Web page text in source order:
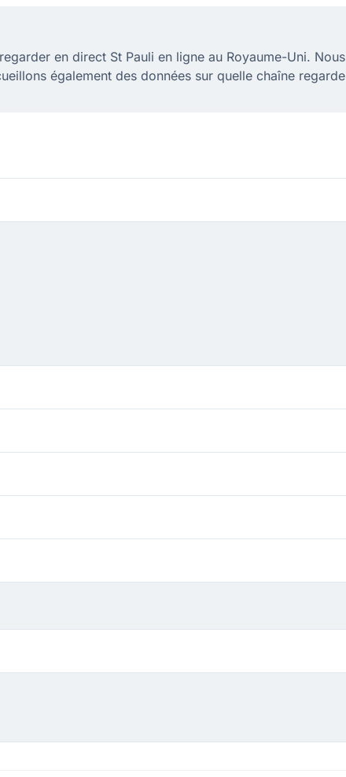
en direct St Pauli en ligne au Royaume-Uni.
également des données sur quelle chaîne